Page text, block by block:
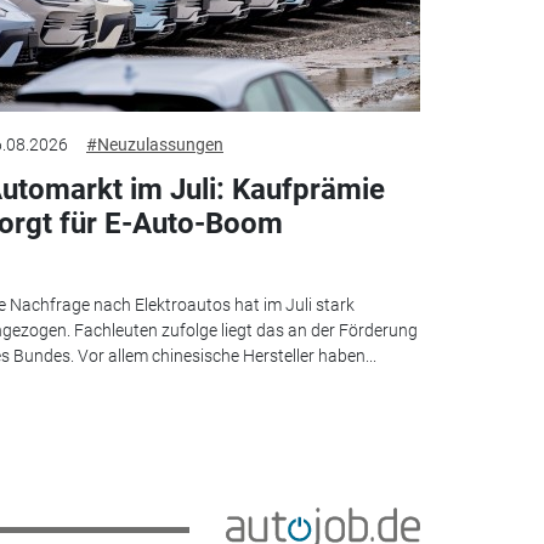
#Neuzulassungen
im Juli: Kaufprämie
für E-Auto-Boom
Nachfrage nach Elektroautos hat im Juli stark
Fachleuten zufolge liegt das an der Förderung
Bundes. Vor allem chinesische Hersteller haben...